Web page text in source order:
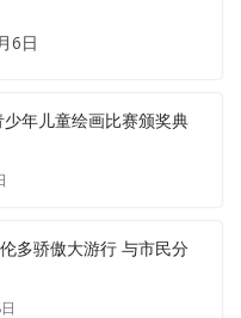
6日
年儿童绘画比赛颁奖典
多骄傲大游行 与市民分